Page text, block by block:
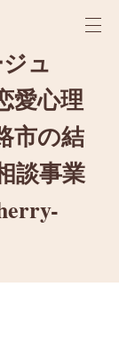
ュ
愛心理
市の結
談事業